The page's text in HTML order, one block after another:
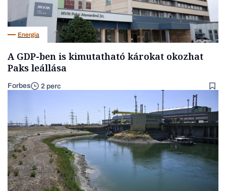
Energia
A GDP-ben is kimutatható károkat okozhat
Paks leállása
Forbes 2 perc